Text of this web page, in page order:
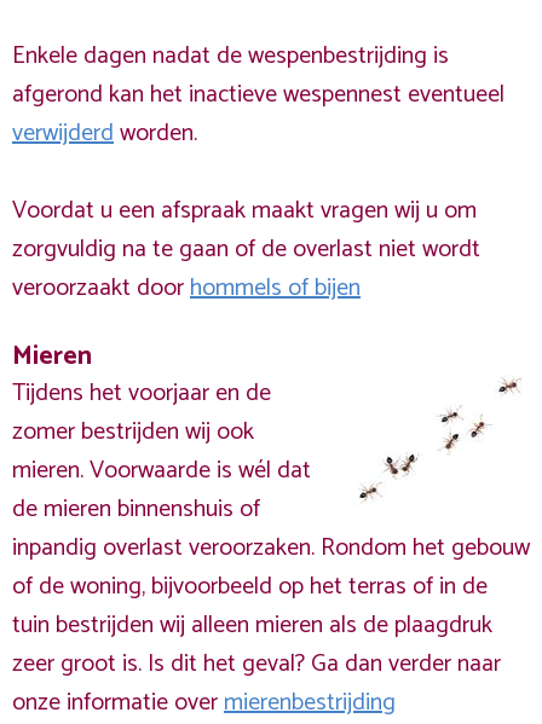
Enkele dagen nadat de wespenbestrijding is
afgerond kan het inactieve wespennest eventueel
verwijderdworden.
Voordat u een afspraak maakt vragen wij u om
zorgvuldig na te gaan of de overlast niet wordt
veroorzaakt doorhommels of bijen
Mieren
Tijdens het voorjaar en de
zomer bestrijden wij ook
mieren. Voorwaarde is wél dat
de mieren binnenshuis of
inpandig overlast veroorzaken. Rondom het gebouw
of de woning, bijvoorbeeld op het terras of in de
tuin bestrijden wij alleen mieren als de plaagdruk
zeer groot is. Is dit het geval? Ga dan verder naar
onze informatie overmierenbestrijding